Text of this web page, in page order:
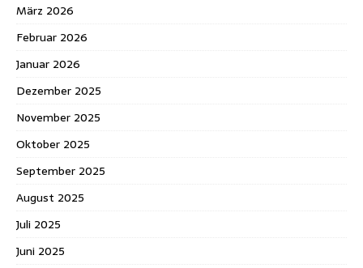
März 2026
Februar 2026
Januar 2026
Dezember 2025
November 2025
Oktober 2025
September 2025
August 2025
Juli 2025
Juni 2025